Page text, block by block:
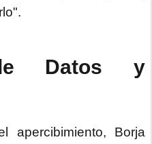
Datos y
apercibimiento, Borja